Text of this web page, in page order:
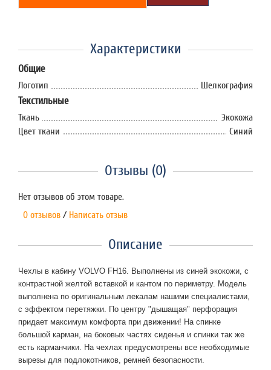
Характеристики
Общие
Логотип Шелкография
Текстильные
Ткань
Экокожа
Цвет ткани
Синий
Отзывы (0)
Нет отзывов об этом товаре.
0 отзывов / Написать отзыв
Описание
Чехлы в кабину VOLVO FH16. Выполнены из синей экокожи, с
контрастной желтой вставкой и кантом по периметру. Модель
выполнена по оригинальным лекалам нашими специалистами,
с эффектом перетяжки. По центру "дышащая" перфорация
придает максимум комфорта при движении! На спинке
большой карман, на боковых частях сиденья и спинки так же
есть карманчики. На чехлах предусмотрены все необходимые
вырезы для подлокотников, ремней безопасности.